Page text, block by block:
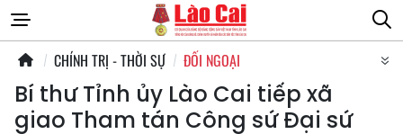
CHÍNH TRỊ - THỜI SỰ ĐỐI NGOẠI
Bí thư Tỉnh ủy Lào Cai tiếp xã
giao Tham tán Công sứ Đại sứ